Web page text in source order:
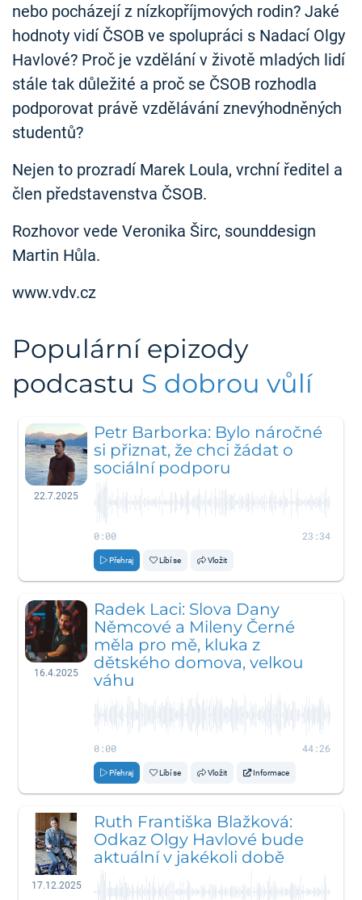
nebo pocházejí z nízkopříjmových rodin? Jaké
hodnoty vidí ČSOB ve spolupráci s Nadací Olgy
Havlové? Proč je vzdělání v životě mladých lidí
stále tak důležité a proč se ČSOB rozhodla
podporovat právě vzdělávání znevýhodněných
studentů?
Nejen to prozradí Marek Loula, vrchní ředitel a
člen představenstva ČSOB.
Rozhovor vede Veronika Širc, sounddesign
Martin Hůla.
www.vdv.cz
Populární epizody
podcastu S dobrou vůlí
22.7.2025
Petr Barborka: Bylo náročné
si přiznat, že chci žádat o
sociální podporu
0:00 23:34
Přehraj Líbí se Vložit
16.4.2025
Radek Laci: Slova Dany
Němcové a Mileny Černé
měla pro mě, kluka z
dětského domova, velkou
váhu
0:00 44:26
Přehraj Líbí se Vložit Informace
17.12.2025
Ruth Františka Blažková:
Odkaz Olgy Havlové bude
aktuální v jakékoli době